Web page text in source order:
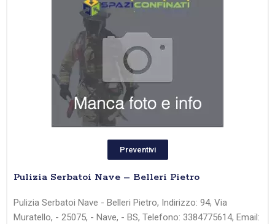
Preventivi
Pulizia Serbatoi Nave – Belleri Pietro
Pulizia Serbatoi Nave - Belleri Pietro, Indirizzo: 94, Via
Muratello, - 25075, - Nave, - BS, Telefono: 3384775614, Email: